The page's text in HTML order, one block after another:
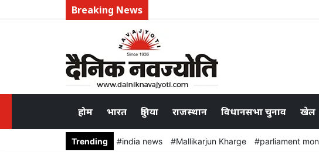
Breaking News
होम भारत दुनिया राजस्थान विधानसभा चुनाव खेल
Trending india news Mallikarjun Kharge parliament